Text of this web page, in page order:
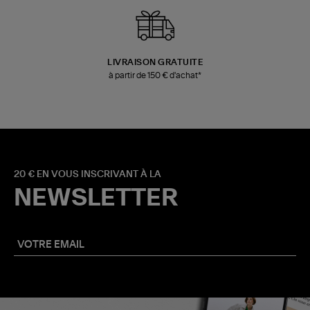
LIVRAISON GRATUITE
à partir de 150 € d'achat*
20 € EN VOUS INSCRIVANT À LA
NEWSLETTER